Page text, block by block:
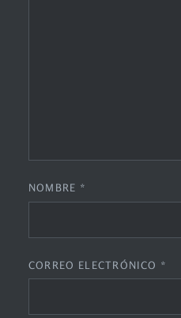
NOMBRE *
CORREO ELECTRÓNICO *